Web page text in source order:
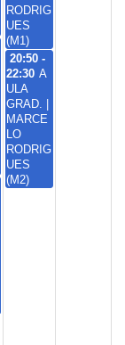
RODRIG
UES
(M1)
20:50 -
22:30 A
ULA
GRAD. |
MARCE
LO
RODRIG
UES
(M2)